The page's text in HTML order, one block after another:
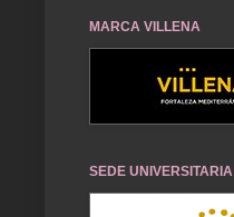
MARCA VILLENA
SEDE UNIVERSITARIA